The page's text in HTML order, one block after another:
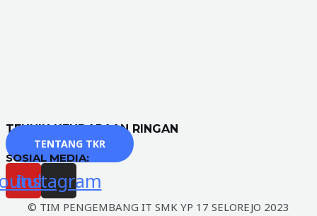
TEKNIK KENDARAAN RINGAN
TENTANG TKR
SOSIAL MEDIA:
Instagram
© TIM PENGEMBANG IT SMK YP 17 SELOREJO 2023